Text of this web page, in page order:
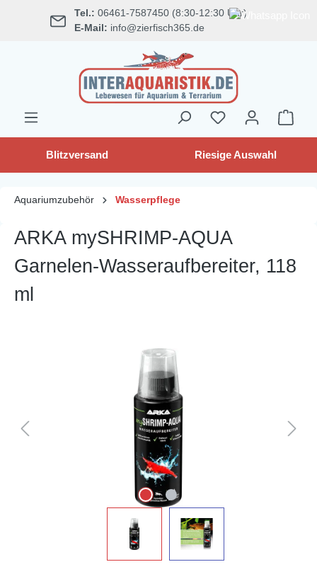
springen Tel.: 06461-7587450 (8:30-12:30 Uhr)
E-Mail: info@zierfisch365.de
Blitzversand Riesige Auswahl
Aquariumzubehör Wasserpflege
ARKA mySHRIMP‑AQUA
Garnelen-Wasseraufbereiter, 118
ml
Bildergalerie überspringen